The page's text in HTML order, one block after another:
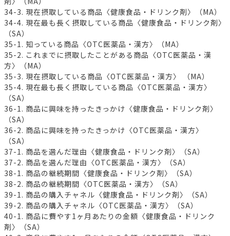
34-3. 現在摂取している商品〈健康食品・ドリンク剤〉（MA）
34-4. 現在最も長く摂取している商品〈健康食品・ドリンク剤〉
（SA）
35-1. 知っている商品〈OTC医薬品・漢方〉（MA）
35-2. これまでに摂取したことがある商品〈OTC医薬品・漢
方〉（MA）
35-3. 現在摂取している商品〈OTC医薬品・漢方〉 （MA）
35-4. 現在最も長く摂取している商品〈OTC医薬品・漢方〉
（SA）
36-1. 商品に興味を持ったきっかけ〈健康食品・ドリンク剤〉
（SA）
36-2. 商品に興味を持ったきっかけ〈OTC医薬品・漢方〉
（SA）
37-1. 商品を選んだ理由〈健康食品・ドリンク剤〉（SA）
37-2. 商品を選んだ理由〈OTC医薬品・漢方〉（SA）
38-1. 商品の継続期間〈健康食品・ドリンク剤〉（SA）
38-2. 商品の継続期間〈OTC医薬品・漢方〉（SA）
39-1. 商品の購入チャネル〈健康食品・ドリンク剤〉（SA）
39-2. 商品の購入チャネル〈OTC医薬品・漢方〉（SA）
40-1. 商品に費やす1ヶ月あたりの金額〈健康食品・ドリンク
剤〉（SA）